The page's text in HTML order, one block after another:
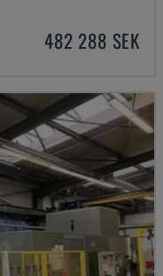
482 288 SEK